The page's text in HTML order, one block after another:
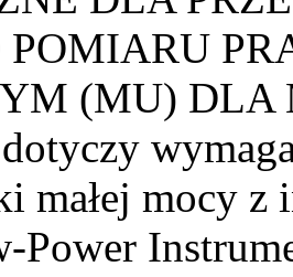
POMIARU
(MU) DLA
małej mocy
Power